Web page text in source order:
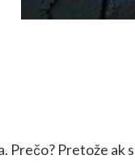
Prečo? Pretože